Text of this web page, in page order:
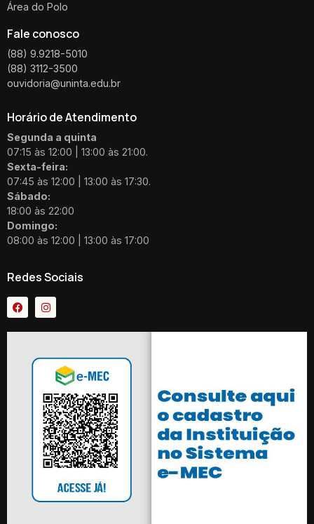
Área do Polo
Fale conosco
(88) 9.9218-5010
(88) 3112-3500
ouvidoria@uninta.edu.br
Horário de Atendimento
Segunda a quinta
07:15 às 12:00 | 13:00 às 21:00.
Sexta-feira:
07:45 às 12:00 | 13:00 às 17:30.
Sábado:
18:00 às 22:00
Domingo:
08:00 às 12:00 | 13:00 às 17:00
Redes Sociais